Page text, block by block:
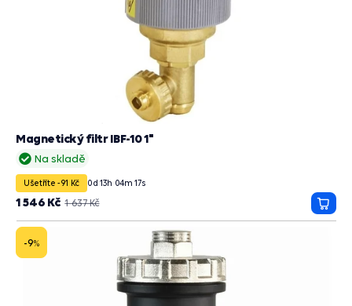
Na skladě
Magnetický filtr IBF-10 1"
Ušetříte -91 Kč 0d 13h 04m 15s
1 637 Kč
1 546 Kč
do
-9%